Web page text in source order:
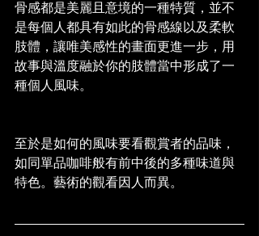
骨感都是美麗且意境的一種特質，並不
是每個人都具有如此的骨感線以及柔軟
肢體，讓唯美感性的畫面更進一步，用
故事與溫度融於你的肢體當中形成了一
種個人風味。
至於是如何的風味要看觀賞者的品味，
如同單品咖啡般有前中後的多種味道與
特色。藝術的觀看因人而異。